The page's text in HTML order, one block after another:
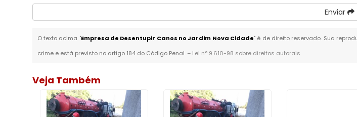
Enviar
O texto acima "Empresa de Desentupir Canos no Jardim Nova Cidade" é de direito reservado. Sua
crime e está previsto no artigo 184 do Código Penal. – Lei n° 9.610-98 sobre direitos autorais.
Veja Também